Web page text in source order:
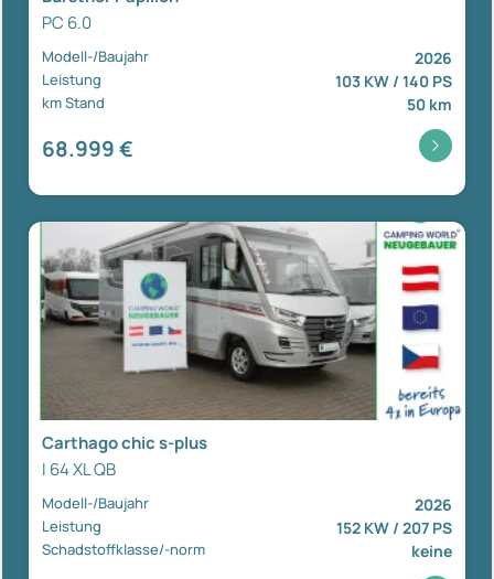
PC 6.0
Modell-/Baujahr 2026
Leistung 103 KW / 140 PS
km Stand 50 km
68.999 €
Carthago chic s-plus
I 64 XL QB
Modell-/Baujahr 2026
Leistung 152 KW / 207 PS
Schadstoffklasse/-norm keine